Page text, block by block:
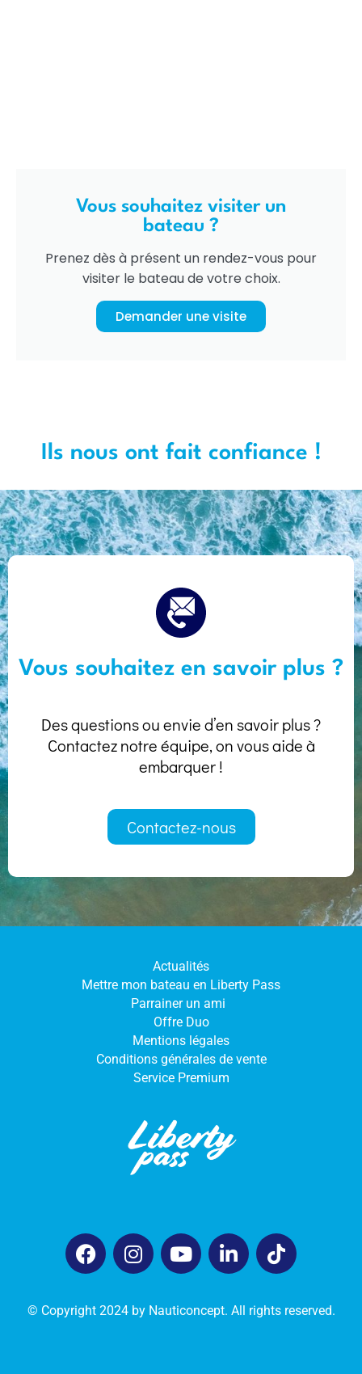
Vous souhaitez visiter un
bateau ?
Prenez dès à présent un rendez-vous pour
visiter le bateau de votre choix.
Demander une visite
Ils nous ont fait confiance !
Vous souhaitez en savoir plus ?
Des questions ou envie d’en savoir plus ?
Contactez notre équipe, on vous aide à
embarquer !
Contactez-nous
Actualités
Mettre mon bateau en Liberty Pass
Parrainer un ami
Offre Duo
Mentions légales
Conditions générales de vente
Service Premium
© Copyright 2024 by Nauticoncept. All rights reserved.